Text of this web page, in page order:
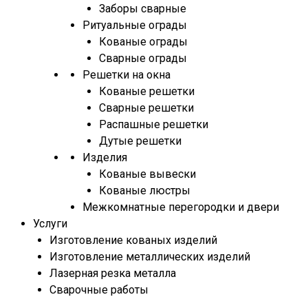
Заборы сварные
Ритуальные ограды
Кованые ограды
Сварные ограды
Решетки на окна
Кованые решетки
Сварные решетки
Распашные решетки
Дутые решетки
Изделия
Кованые вывески
Кованые люстры
Межкомнатные перегородки и двери
Услуги
Изготовление кованых изделий
Изготовление металлических изделий
Лазерная резка металла
Сварочные работы